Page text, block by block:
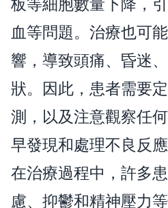
血等問題。治療也可
響，導致頭痛、昏迷
狀。因此，患者需要
測，以及注意觀察任
早發現和處理不良反
在治療過程中，許多
慮、抑鬱和精神壓力